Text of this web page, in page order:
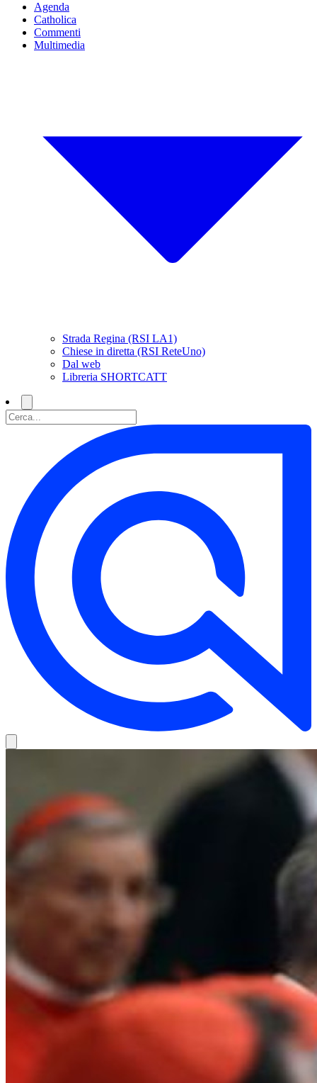
Agenda
Catholica
Commenti
Multimedia
Strada Regina (RSI LA1)
Chiese in diretta (RSI ReteUno)
Dal web
Libreria SHORTCATT